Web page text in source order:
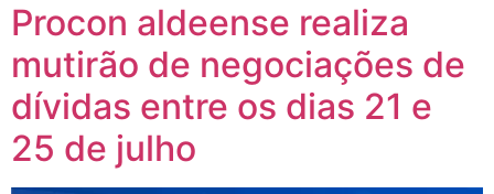
Procon aldeense realiza
mutirão de negociações de
dívidas entre os dias 21 e
25 de julho